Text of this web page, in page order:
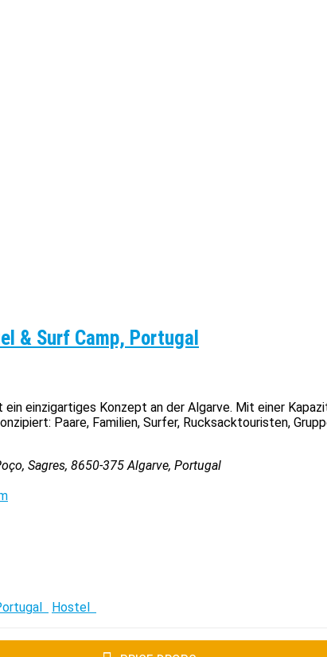
& Surf Camp, Portugal
ein einzigartiges Konzept an der Algarve. Mit einer
Paare, Familien, Surfer, Rucksacktouristen,
Sagres, 8650-375 Algarve, Portugal
Hostel